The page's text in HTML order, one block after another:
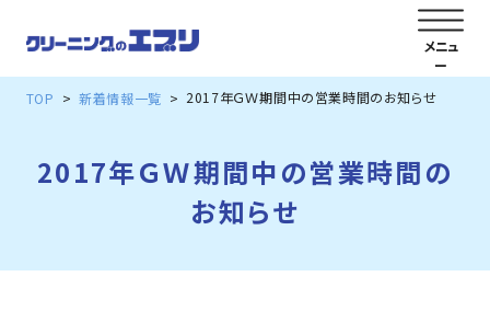
TOP 新着情報一覧 2017年ＧＷ期間中の営業時間のお知らせ
2017年ＧＷ期間中の営業時間の
お知らせ